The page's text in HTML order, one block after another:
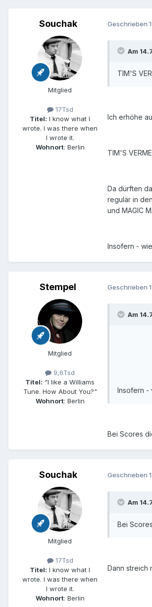
Souchak
Mitglied
17Tsd
Titel: I know what I
wrote. I was there when
I wrote it.
Wohnort: Berlin
Geschrieben
Am
TIM'S
Ich erhöhe
TIM'S VERME
Da dürften
regulär in
und MAGIC
Insofern -
Stempel
Mitglied
9,6Tsd
Titel: "I like a Williams
Tune. How About You?"
Wohnort: Berlin
Geschrieben
Am
Insofern -
Bei Scores
Souchak
Mitglied
17Tsd
Titel: I know what I
wrote. I was there when
I wrote it.
Wohnort: Berlin
Geschrieben
Am
Bei
Dann streich